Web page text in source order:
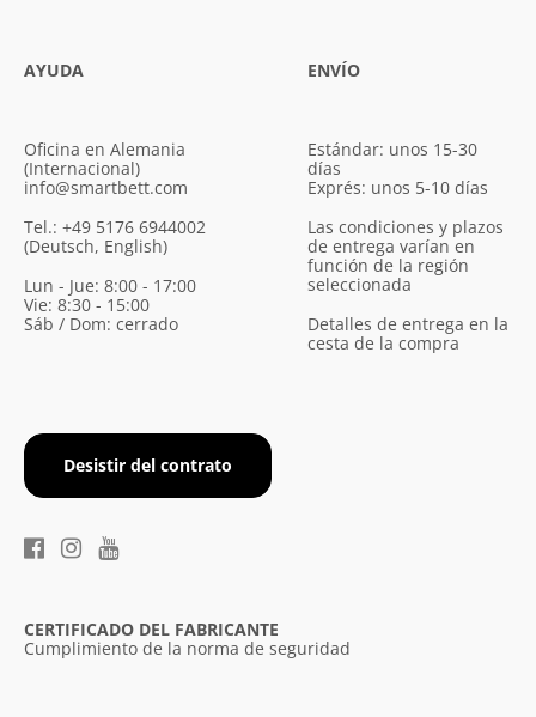
AYUDA
Oficina en Alemania
(Internacional)
info@smartbett.com
Tel.: +49 5176 6944002
(Deutsch, English)
Lun - Jue: 8:00 - 17:00
Vie: 8:30 - 15:00
Sáb / Dom: cerrado
Desistir del contrato
ENVÍO
Estándar: unos 15-30
días
Exprés: unos 5-10 días
Las condiciones y plazos
de entrega varían en
función de la región
seleccionada
Detalles de entrega en la
cesta de la compra
CERTIFICADO DEL FABRICANTE
Cumplimiento de la norma de seguridad